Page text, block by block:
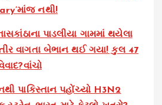
નથી!
પાડલીયા ગામમાં થયેલા
વાગતા બેભાન થઈ ગયા! કુલ 47
પાકિસ્તાન પહોંચ્યો H3N2